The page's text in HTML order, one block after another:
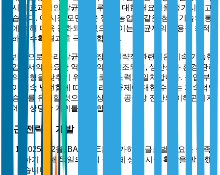
화시켜 효과적인 살균제 솔루션에 대한 필요성을 증가시키고
있습니다. 이 시장 모멘텀은 정밀 농업과 같은 첨단 기술의 통
합에 의해 더욱 강화되고 있으며, 이는 살균제의 적용을 최적
화하고 수확 결과를 극대화합니다.
전반적으로 구리 살균제 시장의 전략적 관련성은 지속 가능한
농업에서의 중요한 역할에 의해 강조되며, 생산성과 환경 관리
간의 균형을 맞추기 위한 글로벌 노력과 일치합니다. 농업 부
문이 계속 발전함에 따라 구리 살균제에 대한 수요는 지속적인
상승세를 유지할 것으로 예상되며, 공급망 전반의 이해관계자
들에게 상당한 기회를 제공합니다.
최근 전략적 개발
2025년 2월, BASF SE는 증가하는 글로벌 수요를 충족
하기 위해 독일의 구리 살균제 생산 시설 확장을 발표했
습니다.